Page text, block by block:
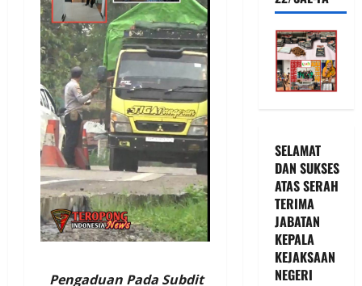
Pengaduan Pada Subdit
SELAMAT
DAN SUKSES
ATAS SERAH
TERIMA
JABATAN
KEPALA
KEJAKSAAN
NEGERI